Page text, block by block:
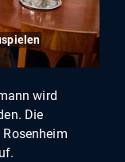
wird
Die